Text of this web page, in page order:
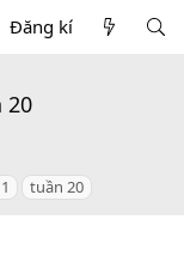
Đăng kí
20
tuần 20